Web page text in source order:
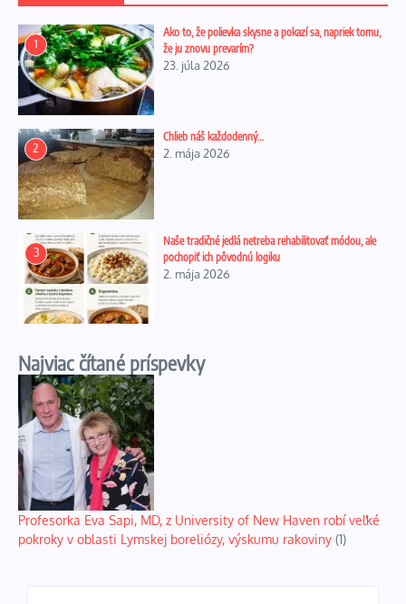
1
Ako to, že polievka skysne a pokazí sa, napriek tomu,
že ju znovu prevarím?
23. júla 2026
2
Chlieb náš každodenný…
2. mája 2026
3
Naše tradičné jedlá netreba rehabilitovať módou, ale
pochopiť ich pôvodnú logiku
2. mája 2026
Najviac čítané príspevky
Profesorka Eva Sapi, MD, z University of New Haven robí veľké
pokroky v oblasti Lymskej boreliózy, výskumu rakoviny (1)